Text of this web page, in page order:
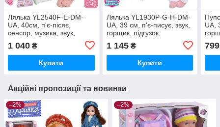
Лялька YL2540F-E-DM-
UA, 40см, п'є-пісяє,
сенсор, музика, звук,
підгузок
1 040 ₴
Купити
Лялька YL1930P-G-H-DM-
UA, 39 см, п'є-писує, звук,
горщик, підгузок,
пляшечка, соска, кубик, 2
різновиди, на батар
1 145₴
Купити
UA,
799
Акційні пропозиції та новинки
–2% –2%